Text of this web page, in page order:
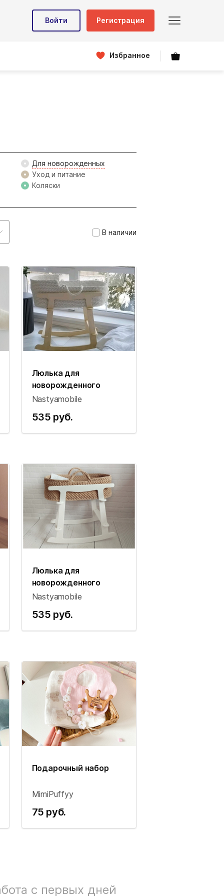
Войти Регистрация
Избранное
Для новорожденных
Уход и питание
Коляски
В наличии
Люлька для
новорожденного
Nastyamobile
535 руб.
Люлька для
новорожденного
Nastyamobile
535 руб.
Подарочный набор
MimiPuffyy
75 руб.
с первых дней